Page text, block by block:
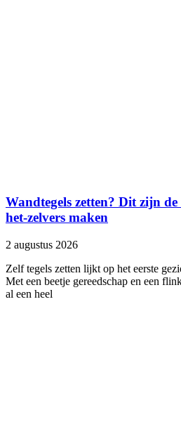
Wandtegels zetten? Dit zijn
het-zelvers maken
2 augustus 2026
Zelf tegels zetten lijkt op het eerste
Met een beetje gereedschap en een
al een heel